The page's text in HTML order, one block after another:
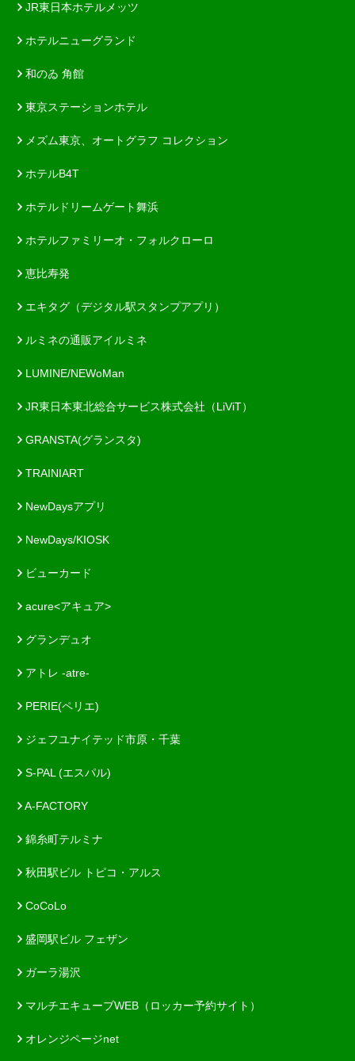
JR東日本ホテルメッツ
ホテルニューグランド
和のゐ 角館
東京ステーションホテル
メズム東京、オートグラフ コレクション
ホテルB4T
ホテルドリームゲート舞浜
ホテルファミリーオ・フォルクローロ
恵比寿発
エキタグ（デジタル駅スタンプアプリ）
ルミネの通販アイルミネ
LUMINE/NEWoMan
JR東日本東北総合サービス株式会社（LiViT）
GRANSTA(グランスタ)
TRAINIART
NewDaysアプリ
NewDays/KIOSK
ビューカード
acure<アキュア>
グランデュオ
アトレ -atre-
PERIE(ペリエ)
ジェフユナイテッド市原・千葉
S-PAL (エスパル)
A-FACTORY
錦糸町テルミナ
秋田駅ビル トピコ・アルス
CoCoLo
盛岡駅ビル フェザン
ガーラ湯沢
マルチエキューブWEB（ロッカー予約サイト）
オレンジページnet